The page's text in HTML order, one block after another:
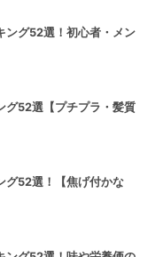
ング52選！初心者・メン
グ52選【プチプラ・髪質
グ52選！【焦げ付かな